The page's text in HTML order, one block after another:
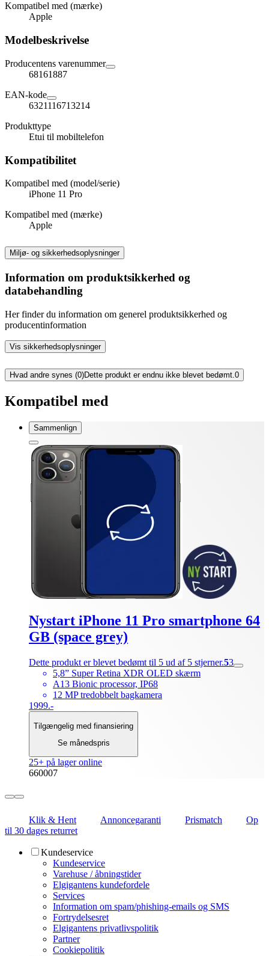
Kompatibel med (mærke)
Apple
Modelbeskrivelse
Producentens varenummer
68161887
EAN-kode
6321116713214
Produkttype
Etui til mobiltelefon
Kompatibilitet
Kompatibel med (model/serie)
iPhone 11 Pro
Kompatibel med (mærke)
Apple
Miljø- og sikkerhedsoplysninger
Information om produktsikkerhed og
databehandling
Her finder du information om generel produktsikkerhed og
producentinformation
Vis sikkerhedsoplysninger
Hvad andre synes (0)Dette produkt er endnu ikke blevet bedømt. 0
Kompatibel med
Sammenlign
Nystart iPhone 11 Pro smartphone 64
GB (space grey)
Dette produkt er blevet bedømt til 5 ud af 5 stjerner.53
5,8” Super Retina XDR OLED skærm
A13 Bionic processor, IP68
12 MP tredobbelt bagkamera
1999.-
Tilgængelig med finansiering
Se månedspris
25+ på lager online
660007
Klik & Hent Annoncegaranti Prismatch
Op
til 30 dages returret
Kundeservice
Kundeservice
Varehuse / åbningstider
Elgigantens kundefordele
Services
Information om spam/phishing-emails og SMS
Fortrydelsesret
Elgigantens privatlivspolitik
Partner
Cookiepolitik